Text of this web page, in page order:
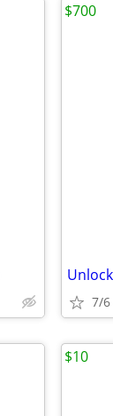
7/6
$700
$10